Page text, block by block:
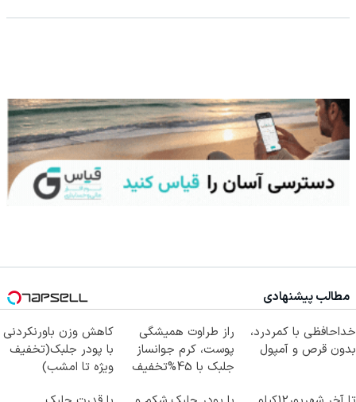
مطالب پیشنهادی
خداحافظی با کمردرد،
بدون قرص و آمپول
راز طراوت همیشگی
پوست، کرم جوانساز
جلبک با 45%تخفیف
کاهش وزن باورنکردنی
با پودر جلبک(تخفیف
ویژه تا امشب)